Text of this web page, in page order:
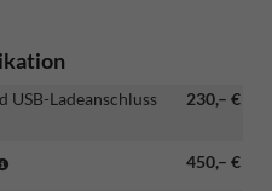
230,– €
USB-Ladeanschluss
450,– €